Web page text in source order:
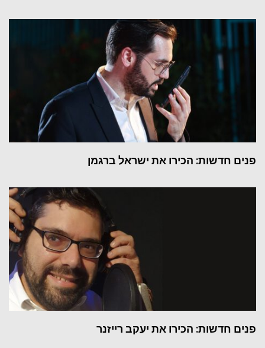
פנים חדשות: הכירו את ישראל ברגמן
פנים חדשות: הכירו את יעקב רייזנר